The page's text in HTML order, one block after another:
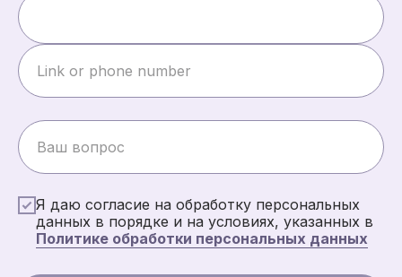
Я даю согласие на обработку персональных
данных в порядке и на условиях, указанных в
Политике обработки персональных данных